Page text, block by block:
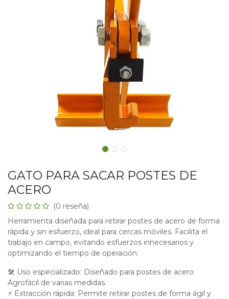
GATO PARA SACAR POSTES DE
ACERO
(0 reseña)
Herramienta diseñada para retirar postes de acero de forma
rápida y sin esfuerzo, ideal para cercas móviles. Facilita el
trabajo en campo, evitando esfuerzos innecesarios y
optimizando el tiempo de operación.
🛠 Uso especializado: Diseñado para postes de acero
Agrofácil de varias medidas.
⚡ Extracción rápida: Permite retirar postes de forma ágil y